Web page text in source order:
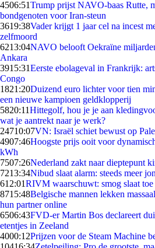
4506:51Trump prijst NAVO-baas Rutte,
bondgenoten voor Iran-steun
3619:38Vader krijgt 1 jaar cel na incest
zelfmoord
6213:04NAVO belooft Oekraïne
Ankara
3915:31Eerste ebolageval in Frankrijk:
Congo
1821:20Duizend euro lichter voor tien
een nieuwe kampioen geldklopperij
5820:11Hittegolf, hou je je aan
wat je aantrekt naar je werk?
24710:07VN: Israël schiet bewust op
4907:46Hoogste prijs ooit voor
kWh
7507:26Nederland zakt naar dieptepunt
7213:34Nibud slaat alarm: steeds meer
612:01RIVM waarschuwt: smog slaat
8715:48Belgische mannen lekken
hun partner online
6506:43FVD-er Martin Bos declareert
etentjes in Zeeland
4000:12Prijzen voor de Steam Machine